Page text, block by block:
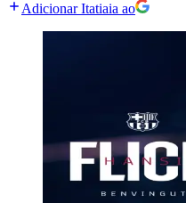
Adicionar Itatiaia ao